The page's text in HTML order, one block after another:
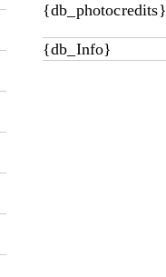
{db_photocredits}
{db_Info}